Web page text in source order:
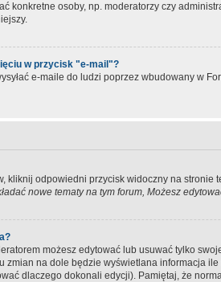
konkretne osoby, np. moderatorzy czy
w przycisk "e-mail"?
e-maile do ludzi poprzez wbudowany w
kliknij odpowiedni przycisk widoczny na
nowe tematy na tym forum, Możesz
możesz edytować lub usuwać tylko
zmian na dole będzie wyświetlana informacja
dlaczego dokonali edycji). Pamiętaj, że